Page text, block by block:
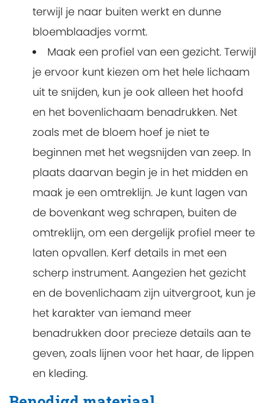
terwijl je naar buiten werkt en dunne
bloemblaadjes vormt.
Maak een profiel van een gezicht. Terwijl
je ervoor kunt kiezen om het hele lichaam
uit te snijden, kun je ook alleen het hoofd
en het bovenlichaam benadrukken. Net
zoals met de bloem hoef je niet te
beginnen met het wegsnijden van zeep. In
plaats daarvan begin je in het midden en
maak je een omtreklijn. Je kunt lagen van
de bovenkant weg schrapen, buiten de
omtreklijn, om een dergelijk profiel meer te
laten opvallen. Kerf details in met een
scherp instrument. Aangezien het gezicht
en de bovenlichaam zijn uitvergroot, kun je
het karakter van iemand meer
benadrukken door precieze details aan te
geven, zoals lijnen voor het haar, de lippen
en kleding.